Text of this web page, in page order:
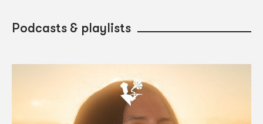
Podcasts & playlists